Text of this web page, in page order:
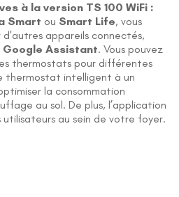
à la version TS 100 WiFi :
Smart ou Smart Life, vous
appareils connectés,
Google Assistant. Vous pouvez
thermostats pour différentes
thermostat intelligent à un
la consommation
au sol. De plus, l’application
au sein de votre foyer.